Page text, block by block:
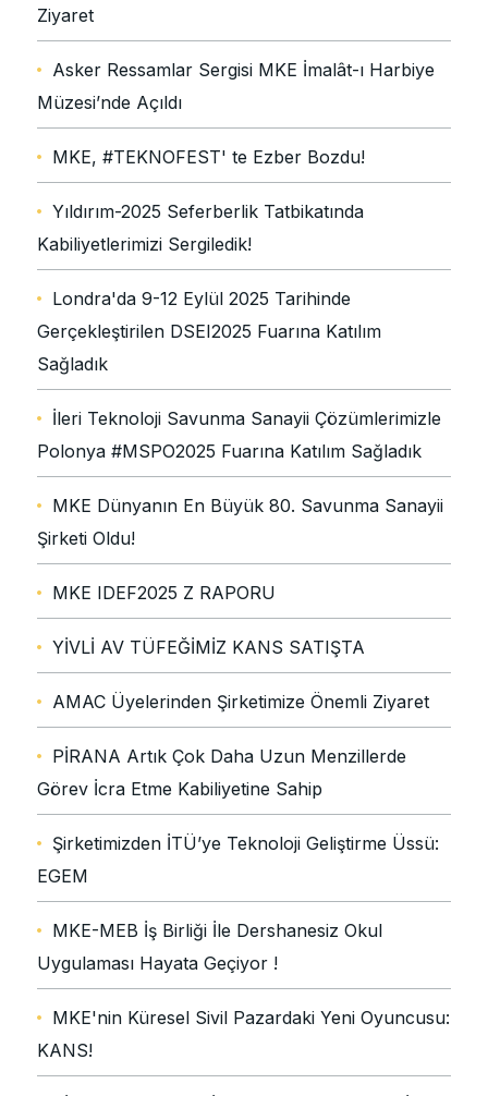
Ziyaret
Asker Ressamlar Sergisi MKE İmalât-ı Harbiye
Müzesi’nde Açıldı
MKE, #TEKNOFEST' te Ezber Bozdu!
Yıldırım-2025 Seferberlik Tatbikatında
Kabiliyetlerimizi Sergiledik!
Londra'da 9-12 Eylül 2025 Tarihinde
Gerçekleştirilen DSEI2025 Fuarına Katılım
Sağladık
İleri Teknoloji Savunma Sanayii Çözümlerimizle
Polonya #MSPO2025 Fuarına Katılım Sağladık
MKE Dünyanın En Büyük 80. Savunma Sanayii
Şirketi Oldu!
MKE IDEF2025 Z RAPORU
YİVLİ AV TÜFEĞİMİZ KANS SATIŞTA
AMAC Üyelerinden Şirketimize Önemli Ziyaret
PİRANA Artık Çok Daha Uzun Menzillerde
Görev İcra Etme Kabiliyetine Sahip
Şirketimizden İTÜ’ye Teknoloji Geliştirme Üssü:
EGEM
MKE-MEB İş Birliği İle Dershanesiz Okul
Uygulaması Hayata Geçiyor !
MKE'nin Küresel Sivil Pazardaki Yeni Oyuncusu:
KANS!